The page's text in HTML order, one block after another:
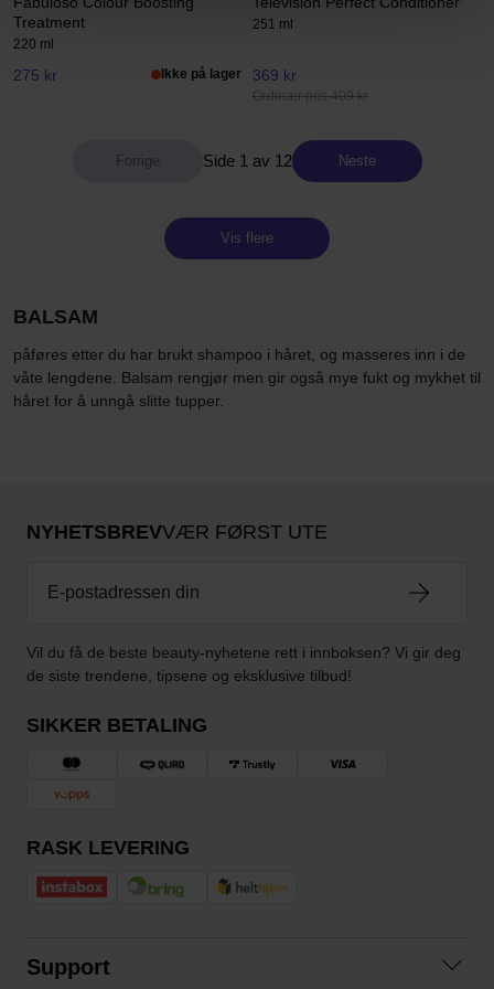
Treatment
220 ml
275 kr Ikke på lager
251 ml
369 kr
Ordinær pris 409 kr
Side 1 av 12 Neste
Vis flere
BALSAM
påføres etter du har brukt shampoo i håret, og masseres inn i de
våte lengdene. Balsam rengjør men gir også mye fukt og mykhet til
håret for å unngå slitte tupper.
NYHETSBREVVÆR FØRST UTE
Vil du få de beste beauty-nyhetene rett i innboksen? Vi gir deg
de siste trendene, tipsene og eksklusive tilbud!
SIKKER BETALING
RASK LEVERING
Support